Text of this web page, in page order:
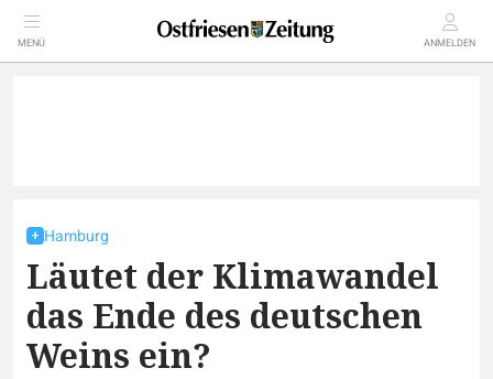
MENÜ ANMELDEN
Hamburg
Läutet der Klimawandel
das Ende des deutschen
Weins ein?